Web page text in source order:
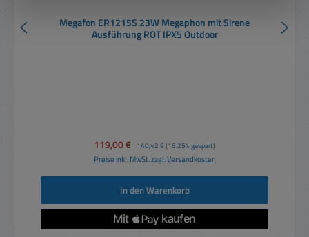
Megafon ER1215S 23W Megaphon mit Sirene
Ausführung ROT IPX5 Outdoor
Verkaufspreis:
119,00 € Regulärer Preis:
140,42 € (15.25% gespart)
Preise inkl. MwSt. zzgl. Versandkosten
In den Warenkorb